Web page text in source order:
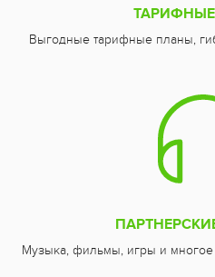
Выгодные тарифные планы,
Музыка, фильмы, игры и многое